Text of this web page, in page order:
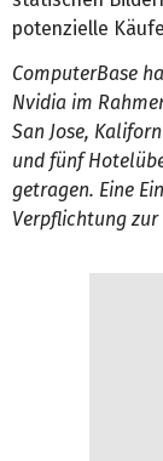
potenzielle
ComputerBase
Nvidia im
San Jose,
und fünf
getragen. Eine
Verpflichtung